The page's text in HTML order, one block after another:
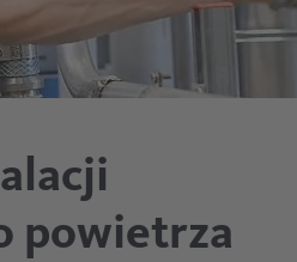
powietrza